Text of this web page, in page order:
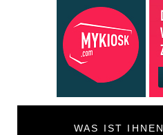
WAS IST IHNEN